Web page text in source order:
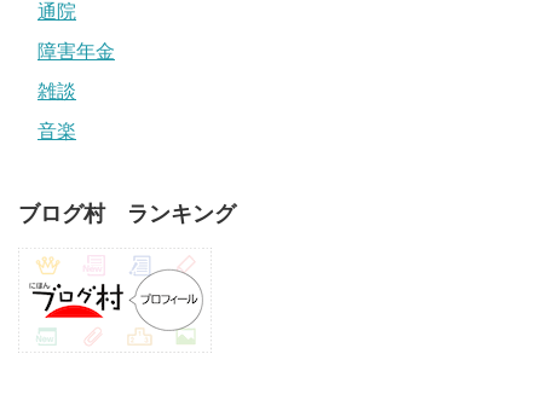
通院
障害年金
雑談
音楽
ブログ村 ランキング